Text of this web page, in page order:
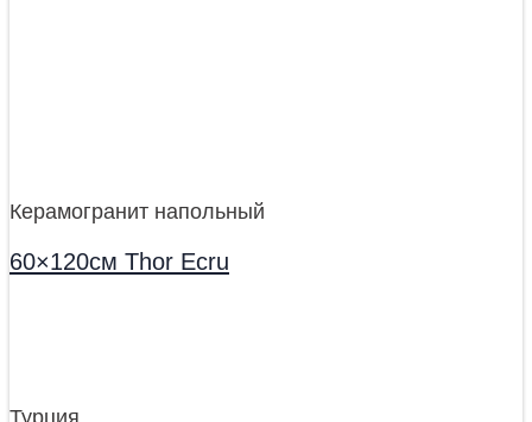
Керамогранит напольный
60×120см Thor Ecru